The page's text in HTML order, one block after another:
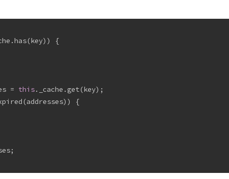
{
= this._cache.get(key);
{